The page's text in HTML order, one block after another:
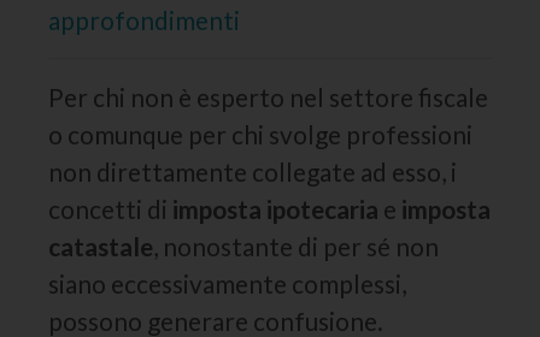
approfondimenti
Per chi non è esperto nel settore fiscale
o comunque per chi svolge professioni
non direttamente collegate ad esso, i
concetti di imposta ipotecaria e imposta
catastale, nonostante di per sé non
siano eccessivamente complessi,
possono generare confusione.